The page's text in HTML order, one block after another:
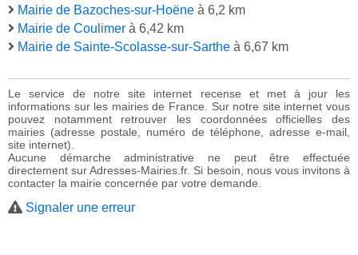
Mairie de Bazoches-sur-Hoëne à 6,2 km
Mairie de Coulimer à 6,42 km
Mairie de Sainte-Scolasse-sur-Sarthe à 6,67 km
Le service de notre site internet recense et met à jour les
informations sur les mairies de France. Sur notre site internet vous
pouvez notamment retrouver les coordonnées officielles des
mairies (adresse postale, numéro de téléphone, adresse e-mail,
site internet).
Aucune démarche administrative ne peut être effectuée
directement sur Adresses-Mairies.fr. Si besoin, nous vous invitons à
contacter la mairie concernée par votre demande.
Signaler une erreur